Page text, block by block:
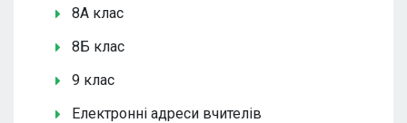
8А клас
8Б клас
9 клас
Електронні адреси вчителів